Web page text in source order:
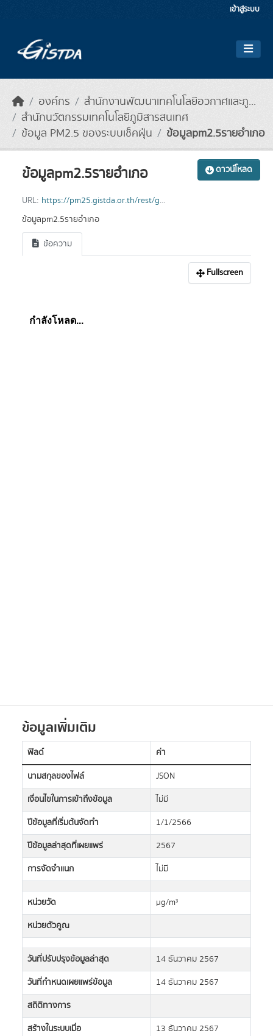
เข้าสู่ระบบ
องค์กร
สำนักงานพัฒนาเทคโนโลยีอวกาศและภู...
สำนักนวัตกรรมเทคโนโลยีภูมิสารสนเทศ
ข้อมูล PM2.5 ของระบบเช็คฝุ่น
ข้อมูลpm2.5รายอำเภอ
ดาวน์โหลด
ข้อมูลpm2.5รายอำเภอ
URL: https://pm25.gistda.or.th/rest/getPm25byAmphoe?pv_idn=10
ข้อมูลpm2.5รายอำเภอ
ข้อความ
Fullscreen
ข้อมูลเพิ่มเติม
ฟิลด์
ค่า
นามสกุลของไฟล์
JSON
เงื่อนไขในการเข้าถึงข้อมูล
ไม่มี
ปีข้อมูลที่เริ่มต้นจัดทำ
1/1/2566
ปีข้อมูลล่าสุดที่เผยแพร่
2567
การจัดจำแนก
ไม่มี
หน่วยวัด
µg/m³
หน่วยตัวคูณ
วันที่ปรับปรุงข้อมูลล่าสุด
14 ธันวาคม 2567
วันที่กำหนดเผยแพร่ข้อมูล
14 ธันวาคม 2567
สถิติทางการ
สร้างในระบบเมื่อ
13 ธันวาคม 2567